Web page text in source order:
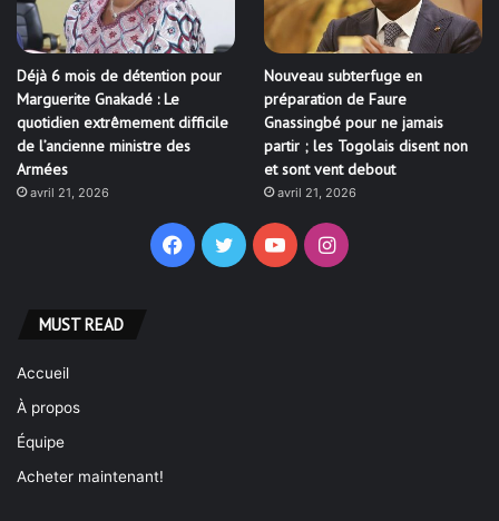
Déjà 6 mois de détention pour
Marguerite Gnakadé : Le
quotidien extrêmement difficile
de l’ancienne ministre des
Armées
avril 21, 2026
Nouveau subterfuge en
préparation de Faure
Gnassingbé pour ne jamais
partir ; les Togolais disent non
et sont vent debout
avril 21, 2026
Facebook
TwitterYouTubeInstagram
MUST READ
Accueil
À propos
Équipe
Acheter maintenant!